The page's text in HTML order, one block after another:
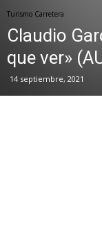
Turismo Carretera
Claudio
que ver»
14 septiembre, 2021